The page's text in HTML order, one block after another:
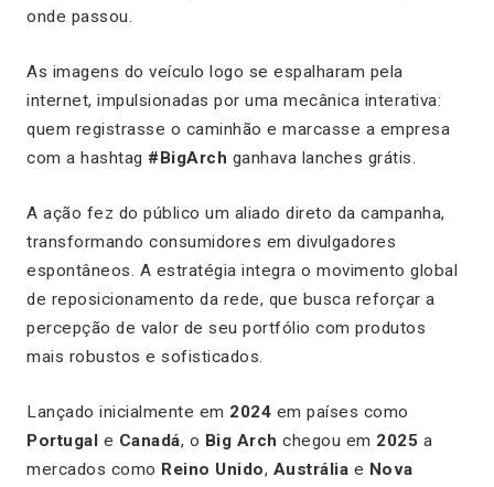
onde passou.
As imagens do veículo logo se espalharam pela
internet, impulsionadas por uma mecânica interativa:
quem registrasse o caminhão e marcasse a empresa
com a hashtag #BigArch ganhava lanches grátis.
A ação fez do público um aliado direto da campanha,
transformando consumidores em divulgadores
espontâneos. A estratégia integra o movimento global
de reposicionamento da rede, que busca reforçar a
percepção de valor de seu portfólio com produtos
mais robustos e sofisticados.
Lançado inicialmente em 2024 em países como
Portugal e Canadá, o Big Arch chegou em 2025 a
mercados como Reino Unido, Austrália e Nova